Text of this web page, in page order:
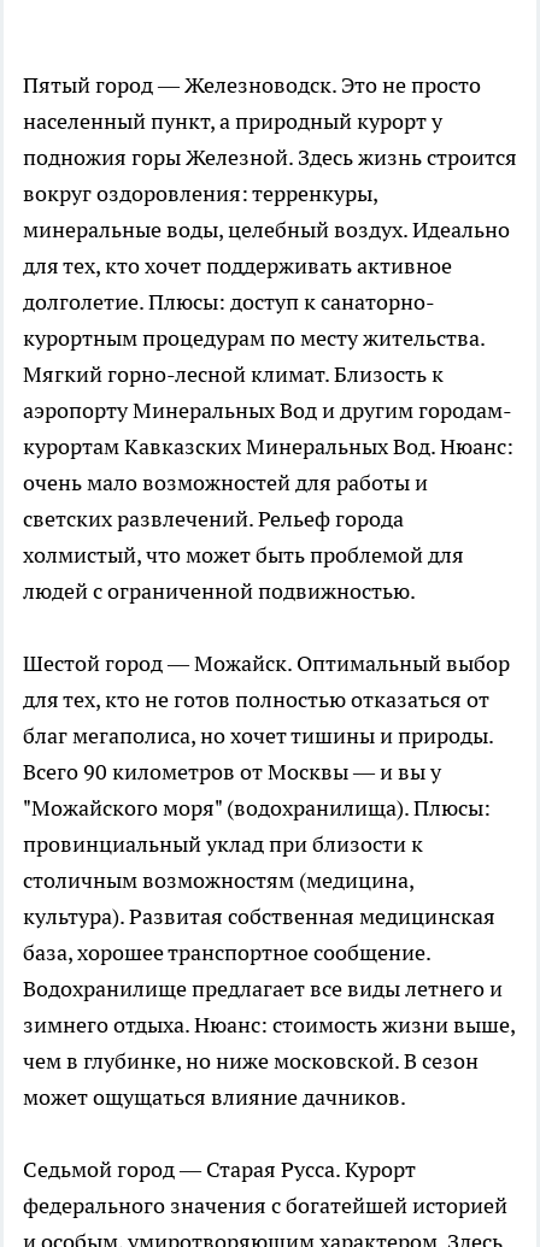
Пятый город — Железноводск. Это не просто
населенный пункт, а природный курорт у
подножия горы Железной. Здесь жизнь строится
вокруг оздоровления: терренкуры,
минеральные воды, целебный воздух. Идеально
для тех, кто хочет поддерживать активное
долголетие. Плюсы: доступ к санаторно-
курортным процедурам по месту жительства.
Мягкий горно-лесной климат. Близость к
аэропорту Минеральных Вод и другим городам-
курортам Кавказских Минеральных Вод. Нюанс:
очень мало возможностей для работы и
светских развлечений. Рельеф города
холмистый, что может быть проблемой для
людей с ограниченной подвижностью.
Шестой город — Можайск. Оптимальный выбор
для тех, кто не готов полностью отказаться от
благ мегаполиса, но хочет тишины и природы.
Всего 90 километров от Москвы — и вы у
"Можайского моря" (водохранилища). Плюсы:
провинциальный уклад при близости к
столичным возможностям (медицина,
культура). Развитая собственная медицинская
база, хорошее транспортное сообщение.
Водохранилище предлагает все виды летнего и
зимнего отдыха. Нюанс: стоимость жизни выше,
чем в глубинке, но ниже московской. В сезон
может ощущаться влияние дачников.
Седьмой город — Старая Русса. Курорт
федерального значения с богатейшей историей